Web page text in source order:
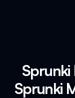
Sprunki
Sprunki